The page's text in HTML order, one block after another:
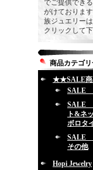
でご提供でき
がけておりま
族ジュエリーは
クリックして下
商品カテゴ
★★SALE
SALE
SALE
ト&ネ
ボロタ
SALE
その他
Hopi Jewelry